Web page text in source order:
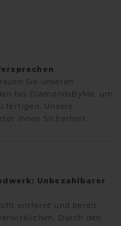
Sie unseren
bei DiamondsByMe, um
fertigen. Unsere
Ihnen Sicherheit.
Unbezahlbarer
entfernt und bereit,
Durch den